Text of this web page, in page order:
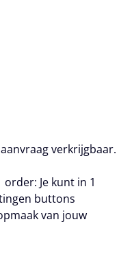
verkrijgbaar.
order: Je kunt in 1
buttons
van jouw